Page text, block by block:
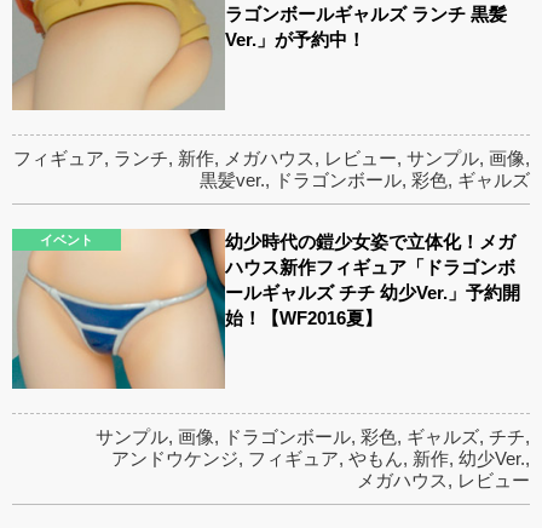
ラゴンボールギャルズ ランチ 黒髪
Ver.」が予約中！
フィギュア, ランチ, 新作, メガハウス, レビュー, サンプル, 画像,
黒髪ver., ドラゴンボール, 彩色, ギャルズ
イベント
幼少時代の鎧少女姿で立体化！メガ
ハウス新作フィギュア「ドラゴンボ
ールギャルズ チチ 幼少Ver.」予約開
始！【WF2016夏】
サンプル, 画像, ドラゴンボール, 彩色, ギャルズ, チチ,
アンドウケンジ, フィギュア, やもん, 新作, 幼少Ver.,
メガハウス, レビュー